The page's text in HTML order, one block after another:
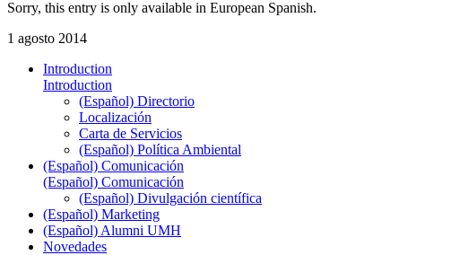
Sorry, this entry is only available in European Spanish.
1 agosto 2014
Introduction
Introduction
(Español) Directorio
Localización
Carta de Servicios
(Español) Política Ambiental
(Español) Comunicación
(Español) Comunicación
(Español) Divulgación científica
(Español) Marketing
(Español) Alumni UMH
Novedades